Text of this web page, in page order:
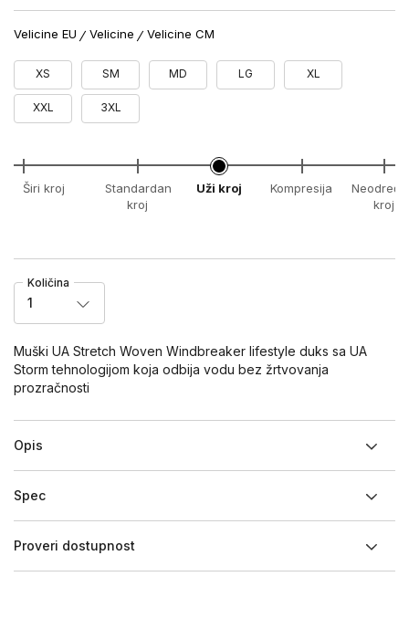
Velicine EU Velicine Velicine CM
XS SM MD LG XL
XXL 3XL
Širi kroj
Standardan
kroj
Uži kroj Kompresija
kroj
Količina
1
Muški UA Stretch Woven Windbreaker lifestyle duks sa UA
Storm tehnologijom koja odbija vodu bez žrtvovanja
prozračnosti
Opis
Spec
Proveri dostupnost